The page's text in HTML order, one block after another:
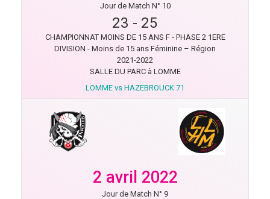
Jour de Match N° 10
23 - 25
CHAMPIONNAT MOINS DE 15 ANS F - PHASE 2 1ERE
DIVISION - Moins de 15 ans Féminine – Région
2021-2022
SALLE DU PARC à LOMME
LOMME vs HAZEBROUCK 71
2 avril 2022
Jour de Match N° 9